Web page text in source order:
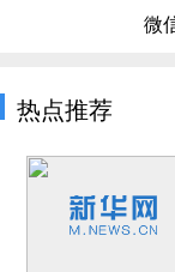
微
热点推荐